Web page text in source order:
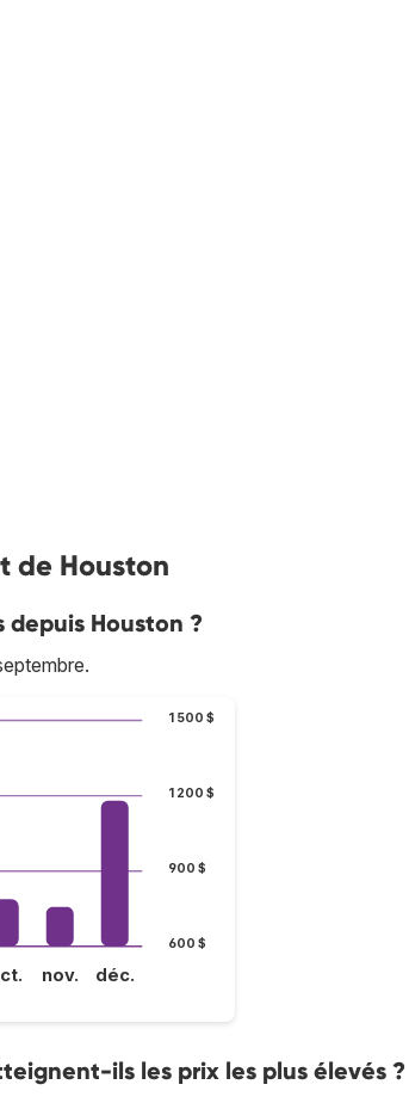
de Houston
depuis Houston ?
600 $
900 $
1 200 $
1 500 $
nov. déc.
ils les prix les plus élevés ?